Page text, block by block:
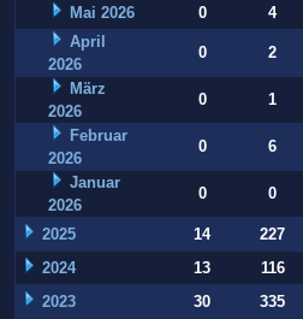
Mai 2026 0 4
April
2026
0 2
März
2026
0 1
Februar
2026
0 6
Januar
2026
0 0
2025 14 227
2024
13 116
2023
30 335